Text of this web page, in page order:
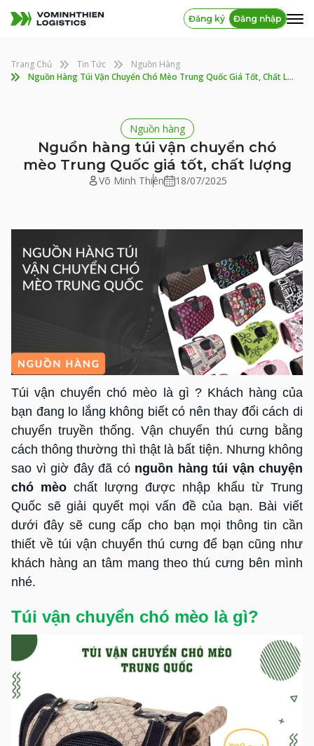
Đăng ký Đăng nhập
Trang Chủ Tin Tức
Nguồn Hàng
Nguồn Hàng Túi Vận Chuyển Chó Mèo Trung Quốc Giá Tốt, Chất Lượng
Nguồn hàng
Nguồn hàng túi vận chuyển chó
mèo Trung Quốc giá tốt, chất lượng
Võ Minh Thiên 18/07/2025
Túi vận chuyển chó mèo là gì ? Khách hàng của
bạn đang lo lắng không biết có nên thay đổi cách di
chuyển truyền thống. Vận chuyển thú cưng bằng
cách thông thường thì thật là bất tiện. Nhưng không
sao vì giờ đây đã có nguồn hàng túi vận chuyện
chó mèo chất lượng được nhập khẩu từ Trung
Quốc sẽ giải quyết mọi vấn đề của bạn. Bài viết
dưới đây sẽ cung cấp cho bạn mọi thông tin cần
thiết về túi vận chuyển thú cưng để bạn cũng như
khách hàng an tâm mang theo thú cưng bên mình
nhé.
Túi vận chuyển chó mèo là gì?